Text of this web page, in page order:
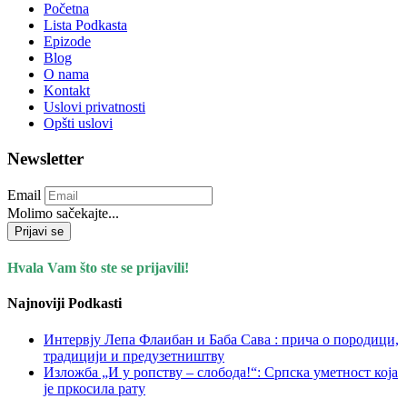
Početna
Lista Podkasta
Epizode
Blog
O nama
Kontakt
Uslovi privatnosti
Opšti uslovi
Newsletter
Email
Molimo sačekajte...
Prijavi se
Hvala Vam što ste se prijavili!
Najnoviji Podkasti
Интервју Лепа Флаибан и Баба Сава : прича о породици,
традицији и предузетништву
Изложба „И у ропству – слобода!“: Српска уметност која
је пркосила рату